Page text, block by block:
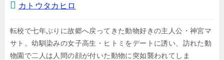
カトウタカヒロ
転校で七年ぶりに故郷へ戻ってきた動物好きの主人公・神宮マ
サト。幼馴染みの女子高生・ヒトミをデートに誘い、訪れた動
物園で二人は人間の顔が付いた動物に突如襲われてしま